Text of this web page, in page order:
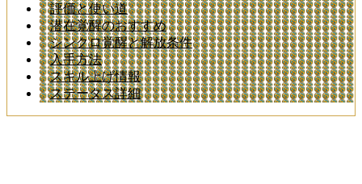
評価と使い道
潜在覚醒のおすすめ
シンクロ覚醒と解放条件
入手方法
スキル上げ情報
ステータス詳細